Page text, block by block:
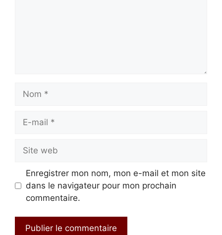
mail
web
Enregistrer mon nom, mon e-mail et mon site
dans le navigateur pour mon prochain
commentaire.